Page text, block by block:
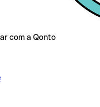
com a Qonto